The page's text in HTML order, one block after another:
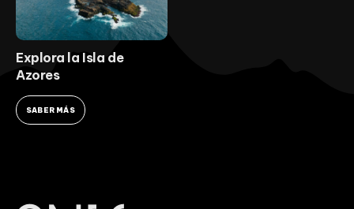
Explora la Isla de
Azores
SABER MÁS